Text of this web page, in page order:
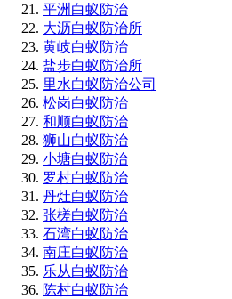
平洲白蚁防治
大沥白蚁防治所
黄岐白蚁防治
盐步白蚁防治所
里水白蚁防治公司
松岗白蚁防治
和顺白蚁防治
狮山白蚁防治
小塘白蚁防治
罗村白蚁防治
丹灶白蚁防治
张槎白蚁防治
石湾白蚁防治
南庄白蚁防治
乐从白蚁防治
陈村白蚁防治